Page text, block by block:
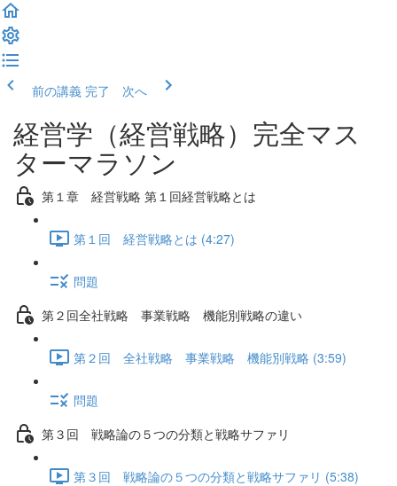
前の講義 完了 次へ
経営学（経営戦略）完全マス
ターマラソン
第１章 経営戦略 第１回経営戦略とは
第１回 経営戦略とは (4:27)
問題
第２回全社戦略 事業戦略 機能別戦略の違い
第２回 全社戦略 事業戦略 機能別戦略 (3:59)
問題
第３回 戦略論の５つの分類と戦略サファリ
第３回 戦略論の５つの分類と戦略サファリ (5:38)